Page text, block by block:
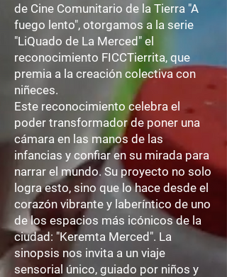
de Cine Comunitario de la Tierra "A
fuego lento", otorgamos a la serie
"LiQuado de La Merced" el
reconocimiento FICCTierrita, que
premia a la creación colectiva con
niñeces.
Este reconocimiento celebra el
poder transformador de poner una
cámara en las manos de las
infancias y confiar en su mirada para
narrar el mundo. Su proyecto no solo
logra esto, sino que lo hace desde el
corazón vibrante y laberíntico de uno
de los espacios más icónicos de la
ciudad: "Keremta Merced". La
sinopsis nos invita a un viaje
sensorial único, guiado por niños y